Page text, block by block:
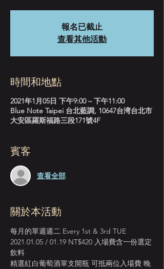
報名已截止
查看其他活動
時間和地點
2021年1月05日 下午9:00 – 下午11:00
Blue Note Taipei 台北藍調, 10647台湾台北市
大安區羅斯福路三段171號4F
賓客
查看全部
關於本活動
每月的單週週二 Every 1st & 3rd TUE
2021.01.05 / 01.19 NT$420 入場費含一份選定
飲料
精選紅白葡萄酒單支開瓶 可抵兩位入場費 晚